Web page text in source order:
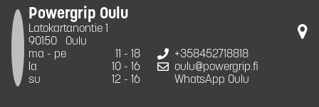
Powergrip Oulu
Latokartanontie 1
90150
Oulu
ma - pe
11 - 18
la
10 - 16
su
12 - 16
+358452718818
oulu@powergrip.fi
WhatsApp Oulu